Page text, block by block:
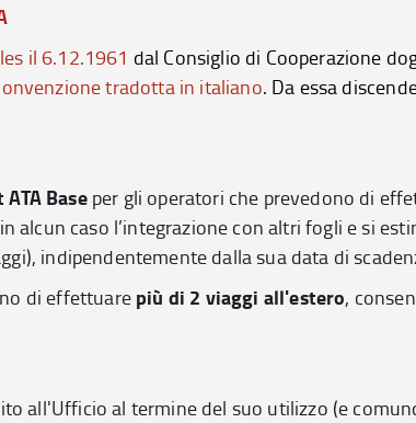
il 6.12.1961 dal Consiglio di Cooperazione
tradotta in italiano. Da essa
Baseper gli operatori che prevedono di
alcun caso l’integrazione con altri fogli e si
indipendentemente dalla sua data di
di effettuare più di 2 viaggi all'estero,
all'Ufficio al termine del suo utilizzo (e